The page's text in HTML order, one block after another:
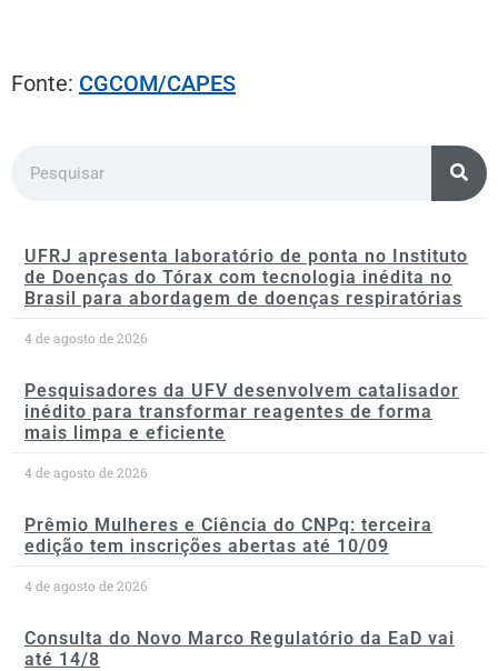
Fonte: CGCOM/CAPES
UFRJ apresenta laboratório de ponta no Instituto
de Doenças do Tórax com tecnologia inédita no
Brasil para abordagem de doenças respiratórias
4 de agosto de 2026
Pesquisadores da UFV desenvolvem catalisador
inédito para transformar reagentes de forma
mais limpa e eficiente
4 de agosto de 2026
Prêmio Mulheres e Ciência do CNPq: terceira
edição tem inscrições abertas até 10/09
4 de agosto de 2026
Consulta do Novo Marco Regulatório da EaD vai
até 14/8